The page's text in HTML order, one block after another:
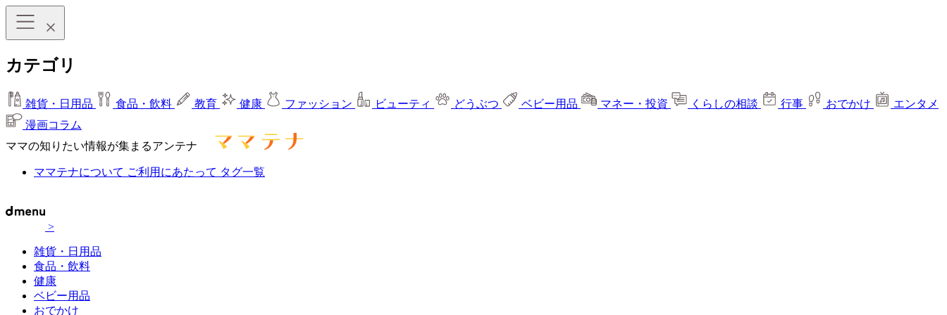
カテゴリ
雑貨・日用品 食品・飲料 教育 健康 ファッション ビューティ どうぶつ ベビー用品 マネー・投資 くらしの相談 行事 おでかけ
エンタメ
漫画コラム
ママの知りたい情報が集まるアンテナ
ママテナについて ご利用にあたって タグ一覧
>
雑貨・日用品
食品・飲料
健康
ベビー用品
おでかけ